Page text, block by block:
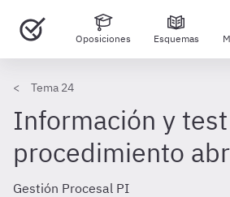
Oposiciones Esquemas
Tema 24
Información y
procedimiento
Gestión Procesal PI